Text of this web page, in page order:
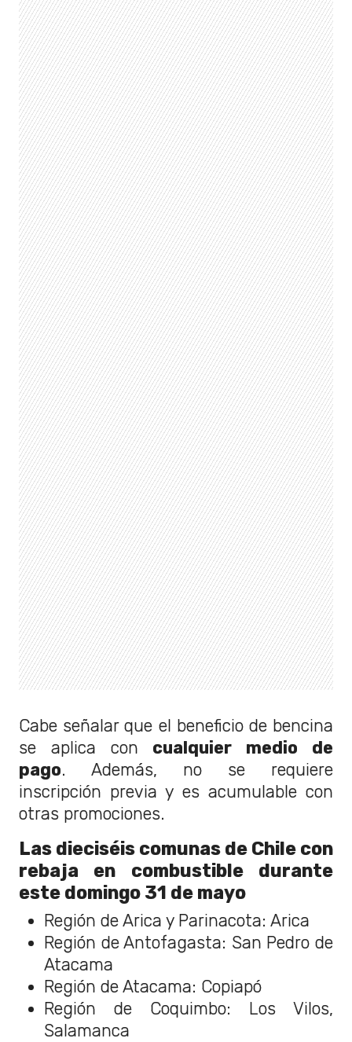
Cabe señalar que el beneficio de bencina
se aplica con cualquier medio de
pago. Además, no se requiere
inscripción previa y es acumulable con
otras promociones.
Las dieciséis comunas de Chile con
rebaja en combustible durante
este domingo 31 de mayo
Región de Arica y Parinacota: Arica
Región de Antofagasta: San Pedro de
Atacama
Región de Atacama: Copiapó
Región de Coquimbo: Los Vilos,
Salamanca